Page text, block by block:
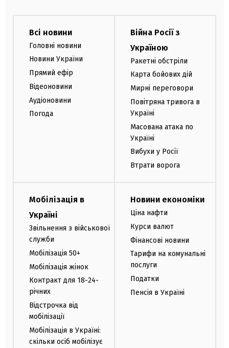
Всі новини
Головні новини
Новини України
Прямий ефір
Відеоновини
Аудіоновини
Погода
Війна Росії з
Україною
Ракетні обстріли
Карта бойових дій
Мирні переговори
Повітряна тривога в
Україні
Масована атака по
Україні
Вибухи у Росії
Втрати ворога
Мобілізація в
Україні
Звільнення з військової
служби
Мобілізація 50+
Мобілізація жінок
Контракт для 18-24-
річних
Відстрочка від
мобілізації
Мобілізація в Україні:
скільки осіб мобілізує
Новини економіки
Ціна нафти
Курси валют
Фінансові новини
Тарифи на комунальні
послуги
Податки
Пенсія в Україні